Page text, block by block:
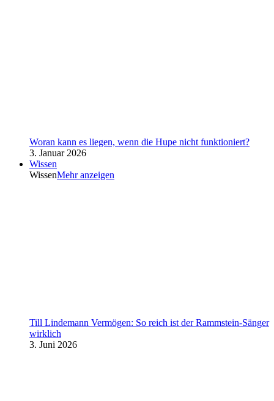
Woran kann es liegen, wenn die Hupe nicht funktioniert?
3. Januar 2026
Wissen
WissenMehr anzeigen
Till Lindemann Vermögen: So reich ist der Rammstein-Sänger
wirklich
3. Juni 2026